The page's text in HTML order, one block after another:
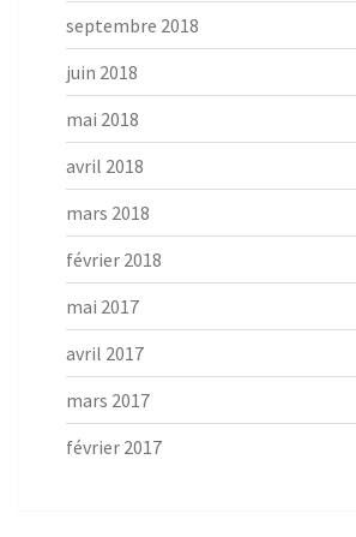
septembre 2018
juin 2018
mai 2018
avril 2018
mars 2018
février 2018
mai 2017
avril 2017
mars 2017
février 2017